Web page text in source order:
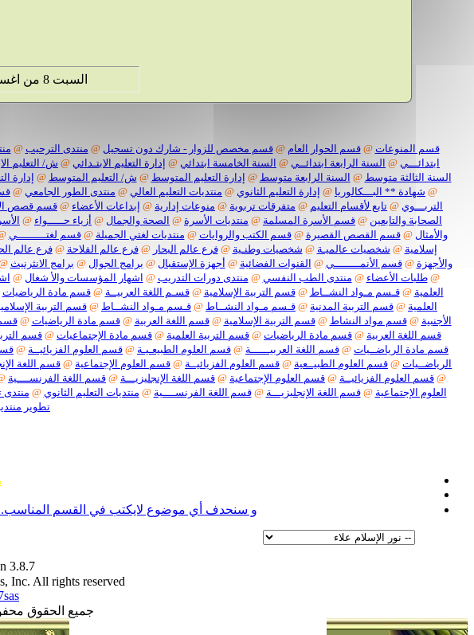
السبت 8 من اغسطس 2026 , الساعة الان 03:05:14 صباحاً.
قسم المنوعات @قسم الحوار العام @قسم مخصص للزوار - شارك دون تسجيل @ منتدى الترحيب @
ابتدائـــي @ السنة الرابعة ابتدائــي @ السنة الخامسة ابتدائي @ إدارة التعليم الابتـدائي @ ش/ التعليم
السنة الثالثة متوسط @ السنة الرابعة متوسط @ إدارة التعليم المتوسط @ ش/ التعليم المتوسط @ إدارة
@ شهادة ** البـــكالوريا @ إدارة التعليم الثانوي @ منتديات التعليم العالي @ منتدى الطور الجامعي @
التربـــوي @ تابع لأقسام التعليم @ متفرقات تربوية @ منوعات إدارية @ إبداعات الأعضاء @ قسم قصص
الصحابة والتابعين @ قسم الأسرة المسلمة @ منتديات الأسرة @ الصحة والجمال @ أزياء حـــــواء @
والأمثال @قسم القصص القصيرة @قسم الكتب والروايات @ منتديات لغتي الجميلة @قسم لغتـــــــــي
إسلامية @ شخصيات عالميـة @ شخصيات وطنـية @فرع عالم البحار @فرع عالم الفلاحة @فرع عالم
والأجهزة @قسم الأنمــــــــي @ القنوات الفضائية @ أجهزة الإستقبال @ برامج الجوال @ برامج الانثرنيث
@طلبات الأعضاء @ منتدى الطب النفسي @ منتدى دورات التدريب @ اشهار المؤسسات والأ شغال @
العلمية @قـسم مـواد النشــاط @قسم التربية الإسلامية @قسـم اللغة العربيــة @قسم مادة الرياضيات
العلمية @ قسم التربية المدنية @ قـسم مـواد النشــاط @ قـسم مـواد النشــاط @ قسم التربية
الأجنبية @قسم مواد النشاط @قسم التربية الإسلامية @قسم اللغة العربية @قسم مادة الرياضيات @قسم
قسم اللغة العربية @ قسم مادة الرياضيات @ قسم التربية العلمية @ قسم مادة الإجتماعيات @ قسم
قسم مادة الرياضــيات @ قسم اللغة العربيــــــة @ قسم العلوم الطبيعـيـة @ قسم العلوم الفزيائيــة @
الرياضــيات @ قسم العلوم الطبيــعية @ قسم العلوم الفزيائيــة @ قسم العلوم الإجتماعية @ قسم اللغة
@ قسم العلوم الفزيائيــة @ قسم العلوم الإجتماعية @ قسم اللغة الإنجليزيـــة @ قسم اللغة الفرنســــية
العلوم الإجتماعية @قسم اللغة الإنجليزيـــة @قسم اللغة الفرنســــية @ منتديات التعليم الثانوي @ منتدى
تطوير
و سنحدف أي موضوع لايكتب في القسم المناسب.
3.8.7
Inc. All rights reserved.
جميع الحقوق